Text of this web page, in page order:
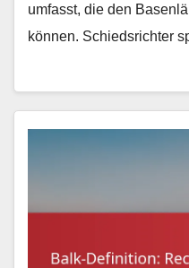
umfasst, die den
können. Schiedsrichter